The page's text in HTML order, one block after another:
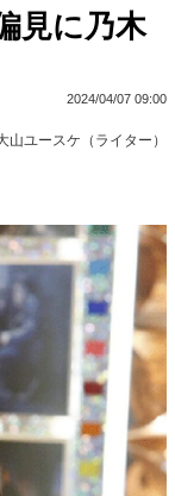
見に乃木
2024/04/07 09:00
山ユースケ（ライター）